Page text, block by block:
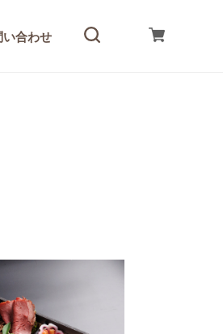
い合わせ